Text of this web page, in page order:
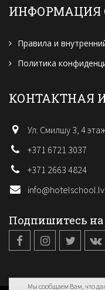
ИНФОРМАЦИЯ
Правила и
Политика
КОНТАКТНАЯ
Ул. Смилшу 3, 4
+371 6721 3037
+371 2663 4824
info@hotelschool.lv
Подпишитесь на
Мы сообщаем Вам, что